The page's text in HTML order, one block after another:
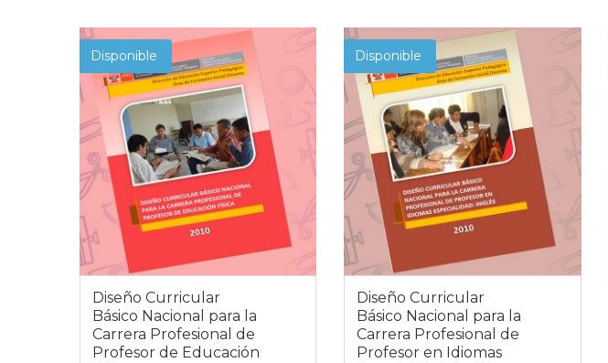
Disponible
Diseño Curricular
Básico Nacional para la
Carrera Profesional de
Profesor de Educación
Disponible
Diseño Curricular
Básico Nacional para la
Carrera Profesional de
Profesor en Idiomas